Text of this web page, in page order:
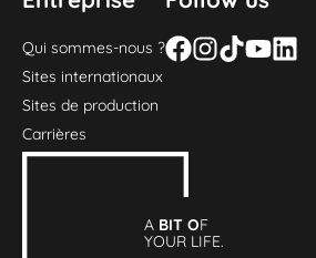
Qui sommes-nous ?
Sites internationaux
Sites de production
Carrières
A BIT OF
YOUR LIFE.